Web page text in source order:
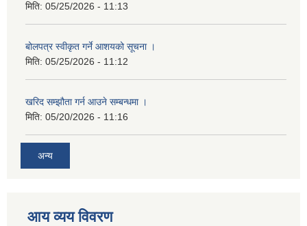
मिति: 05/25/2026 - 11:13
बोलपत्र स्वीकृत गर्ने आशयको सूचना ।
मिति: 05/25/2026 - 11:12
खरिद सम्झौता गर्न आउने सम्बन्धमा ।
मिति: 05/20/2026 - 11:16
अन्य
आय व्यय विवरण